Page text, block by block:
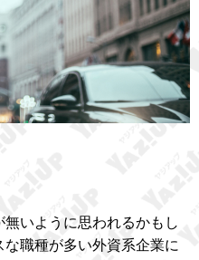
いように思われるかもし
職種が多い外資系企業に